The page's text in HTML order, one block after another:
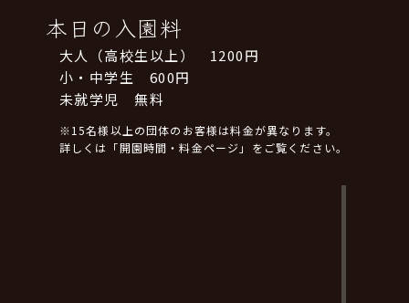
本日の入園料
大人（高校生以上） 1200円
小・中学生 600円
未就学児 無料
※15名様以上の団体のお客様は料金が異なります。
詳しくは「開園時間・料金ページ」をご覧ください。